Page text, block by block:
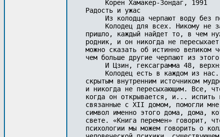
     Корен Хамакер-Зондаг, 1991
Радость и ужас
Из колодца черпают воду без
Колодец для всех. Никому не
пришло, каждый найдет то, в чем
родник, и он никогда не
можно сказать об истинно великом
чем больше другие черпают из
И Цзин, гексаграмма 48,
Колодец есть в каждом из
скрытым внутренним источником
и никогда не пересыхающим. Все,
когда он открывается, и... испить
связанные с XII домом, помогли
символ именно этого дома, дома,
свете. «Книга перемен» говорит,
психологии мы можем говорить о